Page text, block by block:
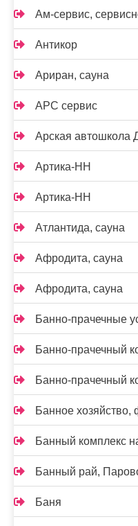
Ам-сервис,
Антикор
Ариран, сауна
АРС сервис
Арская
Артика-НН
Артика-НН
Атлантида, сауна
Афродита, сауна
Афродита, сауна
Банно-прачечные
Банно-прачечный
Банно-прачечный
Банное
Банный комплекс
Банный рай,
Баня